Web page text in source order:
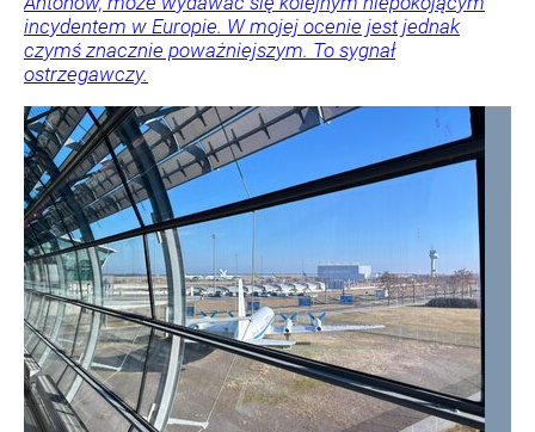
incydentem w Europie. W mojej ocenie jest jednak
czymś znacznie poważniejszym. To sygnał
ostrzegawczy.